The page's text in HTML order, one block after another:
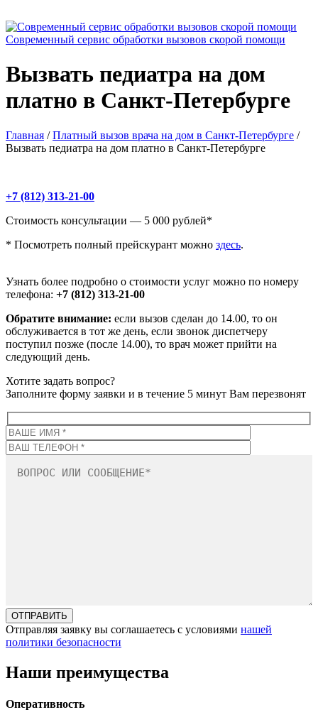
Cовременный сервис обработки вызовов скорой помощи
Вызвать педиатра на дом
платно в Санкт-Петербурге
Главная /Платный вызов врача на дом в Санкт-Петербурге /
Вызвать педиатра на дом платно в Санкт-Петербурге
+7 (812) 313-21-00
Стоимость консультации — 5 000 рублей*
* Посмотреть полный прейскурант можно здесь.
Узнать более подробно о стоимости услуг можно по номеру
телефона: +7 (812) 313-21-00
Обратите внимание: если вызов сделан до 14.00, то он
обслуживается в тот же день, если звонок диспетчеру
поступил позже (после 14.00), то врач может прийти на
следующий день.
Хотите задать вопрос?
Заполните форму заявки и в течение 5 минут Вам перезвонят
Отправляя заявку вы соглашаетесь с условиями нашей
политики безопасности
Наши преимущества
Оперативность